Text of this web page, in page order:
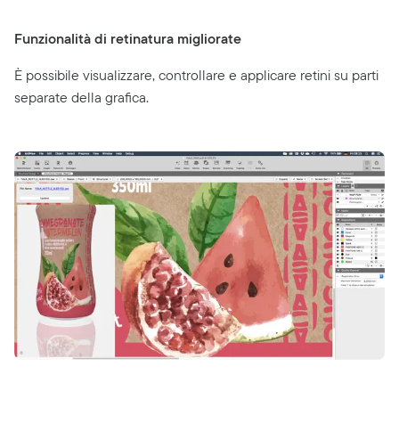
Funzionalità di retinatura migliorate
È possibile visualizzare, controllare e applicare retini su parti
separate della grafica.